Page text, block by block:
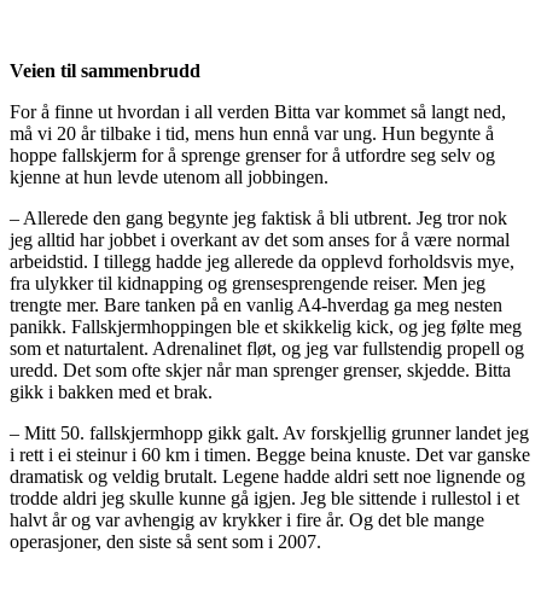
Veien til sammenbrudd
For å finne ut hvordan i all verden Bitta var kommet så langt ned,
må vi 20 år tilbake i tid, mens hun ennå var ung. Hun begynte å
hoppe fallskjerm for å sprenge grenser for å utfordre seg selv og
kjenne at hun levde utenom all jobbingen.
– Allerede den gang begynte jeg faktisk å bli utbrent. Jeg tror nok
jeg alltid har jobbet i overkant av det som anses for å være normal
arbeidstid. I tillegg hadde jeg allerede da opplevd forholdsvis mye,
fra ulykker til kidnapping og grensesprengende reiser. Men jeg
trengte mer. Bare tanken på en vanlig A4-hverdag ga meg nesten
panikk. Fallskjermhoppingen ble et skikkelig kick, og jeg følte meg
som et naturtalent. Adrenalinet fløt, og jeg var fullstendig propell og
uredd. Det som ofte skjer når man sprenger grenser, skjedde. Bitta
gikk i bakken med et brak.
– Mitt 50. fallskjermhopp gikk galt. Av forskjellig grunner landet jeg
i rett i ei steinur i 60 km i timen. Begge beina knuste. Det var ganske
dramatisk og veldig brutalt. Legene hadde aldri sett noe lignende og
trodde aldri jeg skulle kunne gå igjen. Jeg ble sittende i rullestol i et
halvt år og var avhengig av krykker i fire år. Og det ble mange
operasjoner, den siste så sent som i 2007.